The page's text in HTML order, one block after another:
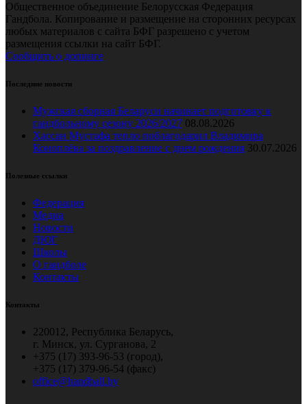
Общественное объединение Белорусская Федерация
Гандбола. Копирование и размещение на сторонних ресурсах
любых материалов с сайта БФГ разрешено с учетом
размещения ссылки на сайт БФГ.
Сообщить о допинге
Последние новости
Мужская сборная Беларуси начинает подготовку к
гандбольному сезону 2026/2027 08.08.2026
Хассан Мустафа тепло поблагодарил Владимира
Коноплёва за поздравление с днем рождения 30.07.2026
Полезные ссылки
Федерация
Медиа
Новости
ДЮГ
Школы
О гандболе
Контакты
Контакты
220012, Республика Беларусь,
г. Минск, ул. Сурганова, 2
+375 (17) 393-96-53 (город),
+375 (17) 379-96-54 (факс)
office@handball.by